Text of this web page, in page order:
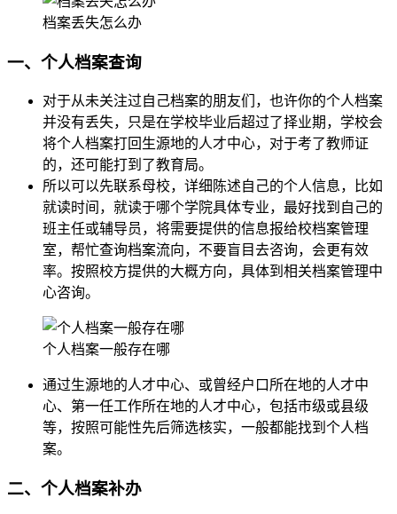
档案丢失怎么办
一、个人档案查询
对于从未关注过自己档案的朋友们，也许你的个人档案
并没有丢失，只是在学校毕业后超过了择业期，学校会
将个人档案打回生源地的人才中心，对于考了教师证
的，还可能打到了教育局。
所以可以先联系母校，详细陈述自己的个人信息，比如
就读时间，就读于哪个学院具体专业，最好找到自己的
班主任或辅导员，将需要提供的信息报给校档案管理
室，帮忙查询档案流向，不要盲目去咨询，会更有效
率。按照校方提供的大概方向，具体到相关档案管理中
心咨询。
个人档案一般存在哪
通过生源地的人才中心、或曾经户口所在地的人才中
心、第一任工作所在地的人才中心，包括市级或县级
等，按照可能性先后筛选核实，一般都能找到个人档
案。
二、个人档案补办